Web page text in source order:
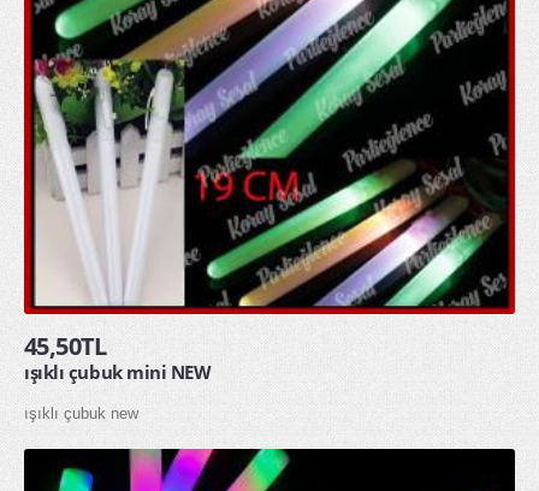
45,50TL
ışıklı çubuk mini NEW
ışıklı çubuk new